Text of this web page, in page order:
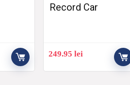
Record Car
249.95 lei